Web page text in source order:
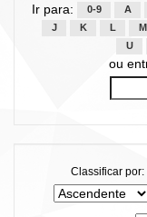
Ir para: 0-9 A
J
K L M
U
ou
Classificar por: